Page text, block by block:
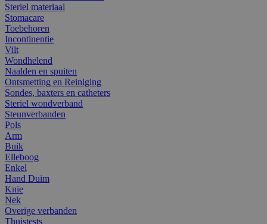
Steriel materiaal
Stomacare
Toebehoren
Incontinentie
Vilt
Wondhelend
Naalden en spuiten
Ontsmetting en Reiniging
Sondes, baxters en catheters
Steriel wondverband
Steunverbanden
Pols
Arm
Buik
Elleboog
Enkel
Hand Duim
Knie
Nek
Overige verbanden
Thuistests